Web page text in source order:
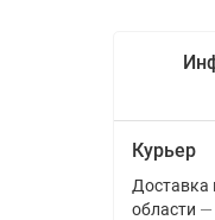
Курьер
Доставка
области